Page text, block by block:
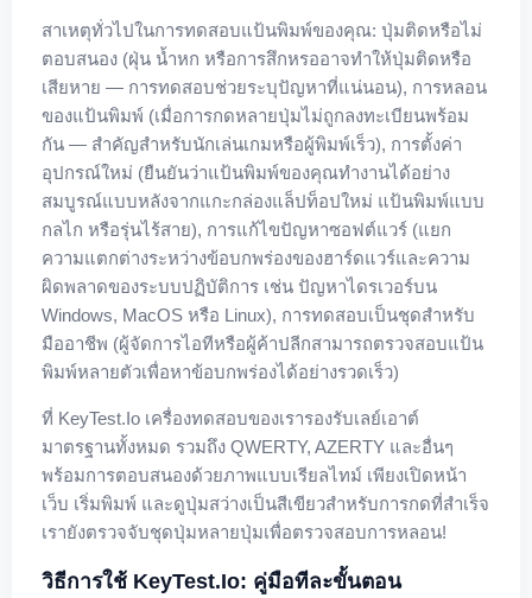
สาเหตุทั่วไปในการทดสอบแป้นพิมพ์ของคุณ: ปุ่มติดหรือไม่
ตอบสนอง (ฝุ่น น้ำหก หรือการสึกหรออาจทำให้ปุ่มติดหรือ
เสียหาย — การทดสอบช่วยระบุปัญหาที่แน่นอน), การหลอน
ของแป้นพิมพ์ (เมื่อการกดหลายปุ่มไม่ถูกลงทะเบียนพร้อม
กัน — สำคัญสำหรับนักเล่นเกมหรือผู้พิมพ์เร็ว), การตั้งค่า
อุปกรณ์ใหม่ (ยืนยันว่าแป้นพิมพ์ของคุณทำงานได้อย่าง
สมบูรณ์แบบหลังจากแกะกล่องแล็ปท็อปใหม่ แป้นพิมพ์แบบ
กลไก หรือรุ่นไร้สาย), การแก้ไขปัญหาซอฟต์แวร์ (แยก
ความแตกต่างระหว่างข้อบกพร่องของฮาร์ดแวร์และความ
ผิดพลาดของระบบปฏิบัติการ เช่น ปัญหาไดรเวอร์บน
Windows, MacOS หรือ Linux), การทดสอบเป็นชุดสำหรับ
มืออาชีพ (ผู้จัดการไอทีหรือผู้ค้าปลีกสามารถตรวจสอบแป้น
พิมพ์หลายตัวเพื่อหาข้อบกพร่องได้อย่างรวดเร็ว)
ที่ KeyTest.io เครื่องทดสอบของเรารองรับเลย์เอาต์
มาตรฐานทั้งหมด รวมถึง QWERTY, AZERTY และอื่นๆ
พร้อมการตอบสนองด้วยภาพแบบเรียลไทม์ เพียงเปิดหน้า
เว็บ เริ่มพิมพ์ และดูปุ่มสว่างเป็นสีเขียวสำหรับการกดที่สำเร็จ
เรายังตรวจจับชุดปุ่มหลายปุ่มเพื่อตรวจสอบการหลอน!
วิธีการใช้ KeyTest.io: คู่มือทีละขั้นตอน